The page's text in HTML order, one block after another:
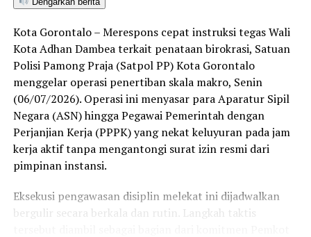
ditetapkan dan mengantarkan Kota Gorontalo menjadi
satu-satunya daerah di wilayah tersebut yang
menembus kategori “Unggul”. Sementara kabupaten lain
di Gorontalo masih berada pada kategori “Berkembang”
hingga menuju “Unggul”.
“Alhamdulillah, nilai IKAD Kota Gorontalo tercatat yang
tertinggi di kawasan SulutGo sebagaimana dipaparkan
dalam Rakorwil TPAKD,” ungkap Wawali Indra Gobel
usai kegiatan.
tingkat keterjangkauan, pemanfaatan, serta inklusivitas
Kota Gorontalo – Merespons cepat instruksi tegas Wali
Kota Adhan Dambea terkait penataan birokrasi, Satuan
Polisi Pamong Praja (Satpol PP) Kota Gorontalo
menggelar operasi penertiban skala makro, Senin
(06/07/2026). Operasi ini menyasar para Aparatur Sipil
Negara (ASN) hingga Pegawai Pemerintah dengan
Perjanjian Kerja (PPPK) yang nekat keluyuran pada jam
kerja aktif tanpa mengantongi surat izin resmi dari
pimpinan instansi.
Eksekusi pengawasan disiplin melekat ini dijadwalkan
bergulir secara berkala dan rutin. Langkah taktis